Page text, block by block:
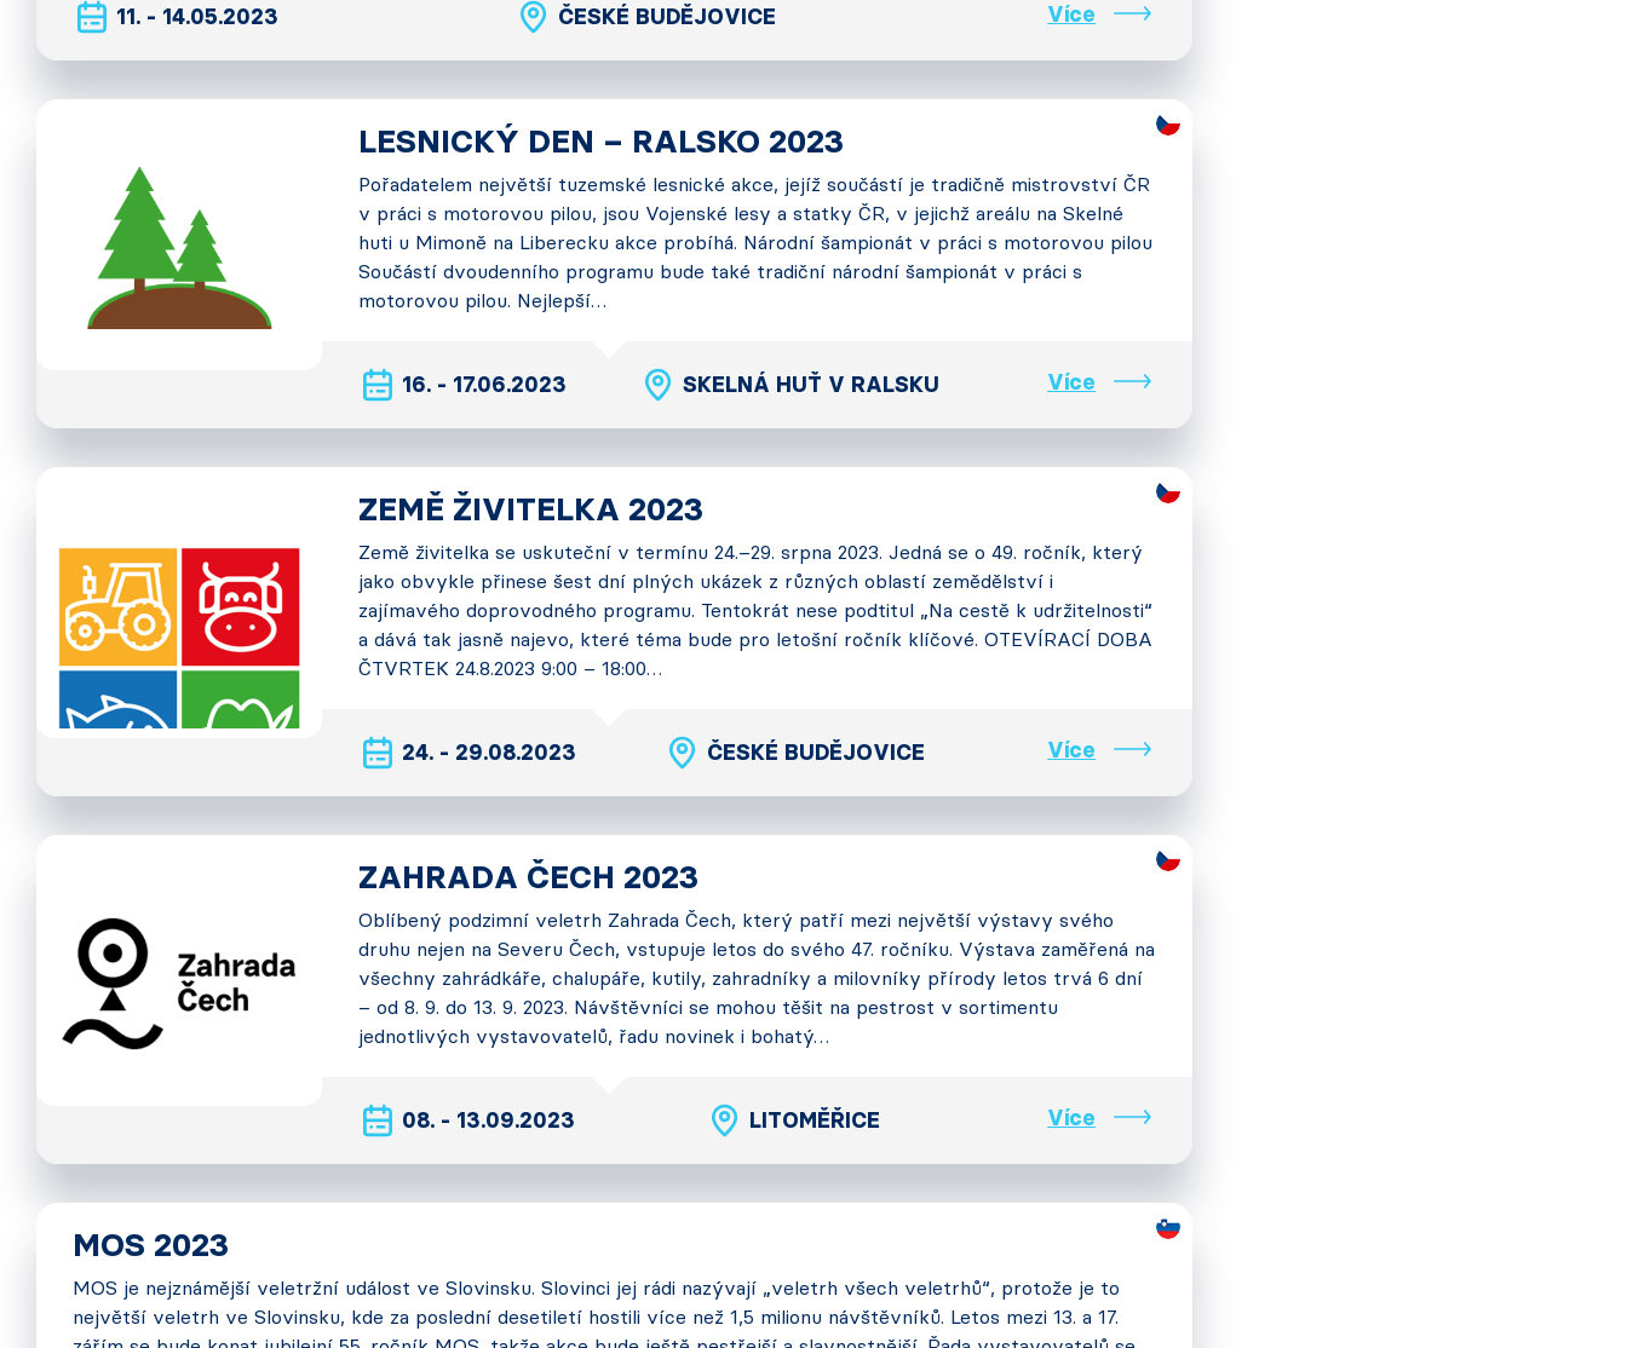
11. - 14.05.2023 ČESKÉ BUDĚJOVICE Více
LESNICKÝ DEN – RALSKO 2023
Pořadatelem největší tuzemské lesnické akce, jejíž součástí je tradičně mistrovství ČR
v práci s motorovou pilou, jsou Vojenské lesy a statky ČR, v jejichž areálu na Skelné
huti u Mimoně na Liberecku akce probíhá. Národní šampionát v práci s motorovou pilou
Součástí dvoudenního programu bude také tradiční národní šampionát v práci s
motorovou pilou. Nejlepší…
16. - 17.06.2023 SKELNÁ HUŤ V RALSKU Více
ZEMĚ ŽIVITELKA 2023
Země živitelka se uskuteční v termínu 24.–29. srpna 2023. Jedná se o 49. ročník, který
jako obvykle přinese šest dní plných ukázek z různých oblastí zemědělství i
zajímavého doprovodného programu. Tentokrát nese podtitul „Na cestě k udržitelnosti“
a dává tak jasně najevo, které téma bude pro letošní ročník klíčové. OTEVÍRACÍ DOBA
ČTVRTEK 24.8.2023 9:00 – 18:00…
24. - 29.08.2023 ČESKÉ BUDĚJOVICE Více
ZAHRADA ČECH 2023
Oblíbený podzimní veletrh Zahrada Čech, který patří mezi největší výstavy svého
druhu nejen na Severu Čech, vstupuje letos do svého 47. ročníku. Výstava zaměřená na
všechny zahrádkáře, chalupáře, kutily, zahradníky a milovníky přírody letos trvá 6 dní
– od 8. 9. do 13. 9. 2023. Návštěvníci se mohou těšit na pestrost v sortimentu
jednotlivých vystavovatelů, řadu novinek i bohatý…
08. - 13.09.2023 LITOMĚŘICE Více
MOS 2023
MOS je nejznámější veletržní událost ve Slovinsku. Slovinci jej rádi nazývají „veletrh všech veletrhů“, protože je to
největší veletrh ve Slovinsku, kde za poslední desetiletí hostili více než 1,5 milionu návštěvníků. Letos mezi 13. a 17.